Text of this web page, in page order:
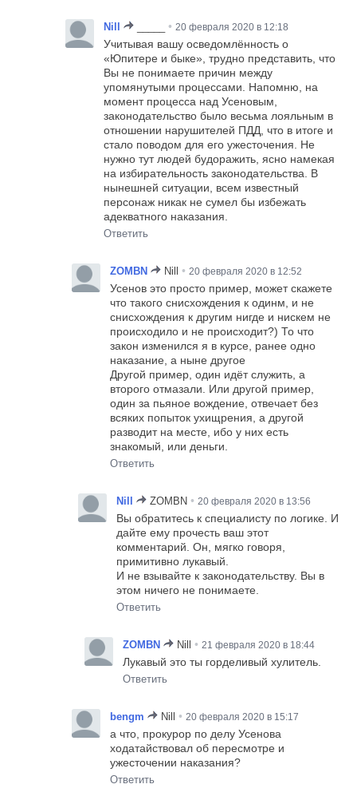
Nill • 20 февраля 2020 в 12:18
Учитывая вашу осведомлённость о
«Юпитере и быке», трудно представить, что
Вы не понимаете причин между
упомянутыми процессами. Напомню, на
момент процесса над Усеновым,
законодательство было весьма лояльным в
отношении нарушителей ПДД, что в итоге и
стало поводом для его ужесточения. Не
нужно тут людей будоражить, ясно намекая
на избирательность законодательства. В
нынешней ситуации, всем известный
персонаж никак не сумел бы избежать
адекватного наказания.
Ответить
ZOMBN Nill • 20 февраля 2020 в 12:52
Усенов это просто пример, может скажете
что такого снисхождения к одинм, и не
снисхождения к другим нигде и нискем не
происходило и не происходит?) То что
закон изменился я в курсе, ранее одно
наказание, а ныне другое
Другой пример, один идёт служить, а
второго отмазали. Или другой пример,
один за пьяное вождение, отвечает без
всяких попыток ухищрения, а другой
разводит на месте, ибо у них есть
знакомый, или деньги.
Ответить
Nill ZOMBN • 20 февраля 2020 в 13:56
Вы обратитесь к специалисту по логике. И
дайте ему прочесть ваш этот
комментарий. Он, мягко говоря,
примитивно лукавый.
И не взывайте к законодательству. Вы в
этом ничего не понимаете.
Ответить
ZOMBN Nill • 21 февраля 2020 в 18:44
Лукавый это ты горделивый хулитель.
Ответить
bengm Nill • 20 февраля 2020 в 15:17
а что, прокурор по делу Усенова
ходатайствовал об пересмотре и
ужесточении наказания?
Ответить